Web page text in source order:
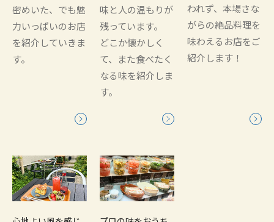
密めいた、でも魅
力いっぱいのお店
を紹介していきま
す。
味と人の温もりが
残っています。
どこか懐かしく
て、また食べたく
なる味を紹介しま
す。
われず、本場さな
がらの絶品料理を
味わえるお店をご
紹介します！